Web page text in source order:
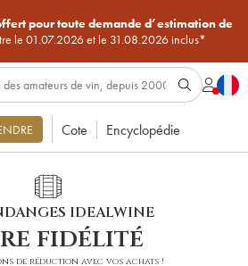
pour toute demande d’estimation de
le 01.07.2026 et le 31.08.2026 inclus*
Cote Encyclopédie
IDEALWINE
fidélité
de réduction avec vos achats !